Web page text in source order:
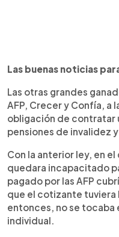
Las buenas noticias
Las otras grandes
AFP, Crecer y Confía, a
obligación de contratar
pensiones de invalidez
Con la anterior ley, en
quedara incapacitado
pagado por las AFP
que el cotizante tuviera
entonces, no se tocaba
individual.